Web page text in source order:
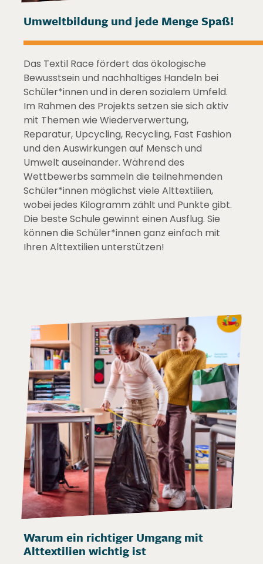
Umweltbildung und jede Menge Spaß!
Das Textil Race fördert das ökologische
Bewusstsein und nachhaltiges Handeln bei
Schüler*innen und in deren sozialem Umfeld.
Im Rahmen des Projekts setzen sie sich aktiv
mit Themen wie Wiederverwertung,
Reparatur, Upcycling, Recycling, Fast Fashion
und den Auswirkungen auf Mensch und
Umwelt auseinander. Während des
Wettbewerbs sammeln die teilnehmenden
Schüler*innen möglichst viele Alttextilien,
wobei jedes Kilogramm zählt und Punkte gibt.
Die beste Schule gewinnt einen Ausflug. Sie
können die Schüler*innen ganz einfach mit
Ihren Alttextilien unterstützen!
Warum ein richtiger Umgang mit
Alttextilien wichtig ist